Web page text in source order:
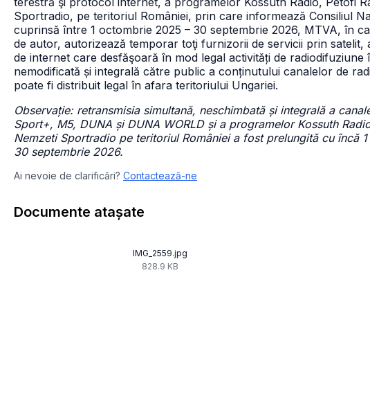
Sportradio, pe teritoriul României, prin care informează Consiliul
cuprinsă între 1 octombrie 2025 – 30 septembrie 2026, MTVA, în
de autor, autorizează temporar toţi furnizorii de servicii prin
de internet care desfăşoară în mod legal activități de
nemodificată și integrală către public a conținutului canalelor de
poate fi distribuit legal în afara teritoriului Ungariei.
Observație: retransmisia simultană, neschimbată și integrală a
Sport+, M5, DUNA și DUNA WORLD și a programelor Kossuth
Nemzeti Sportradio pe teritoriul României a fost prelungită cu încă
30 septembrie 2026.
Ai nevoie de clarificări? Contactează-ne
Documente atașate
IMG_2559.jpg
828.9 KB